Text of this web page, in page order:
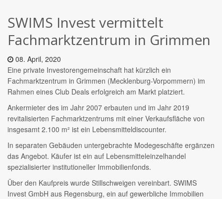
SWIMS Invest vermittelt
Fachmarktzentrum in Grimmen
08. April, 2020
Eine private Investorengemeinschaft hat kürzlich ein
Fachmarktzentrum in Grimmen (Mecklenburg-Vorpommern) im
Rahmen eines Club Deals erfolgreich am Markt platziert.
Ankermieter des im Jahr 2007 erbauten und im Jahr 2019
revitalisierten Fachmarktzentrums mit einer Verkaufsfläche von
insgesamt 2.100 m² ist ein Lebensmitteldiscounter.
In separaten Gebäuden untergebrachte Modegeschäfte ergänzen
das Angebot. Käufer ist ein auf Lebensmitteleinzelhandel
spezialisierter institutioneller Immobilienfonds.
Über den Kaufpreis wurde Stillschweigen vereinbart. SWIMS
Invest GmbH aus Regensburg, ein auf gewerbliche Immobilien